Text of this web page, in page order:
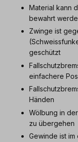
Material kann
bewahrt
Zwinge ist
geschützt
einfachere
Händen
Wölbung in
zu übergehen
Gewinde ist